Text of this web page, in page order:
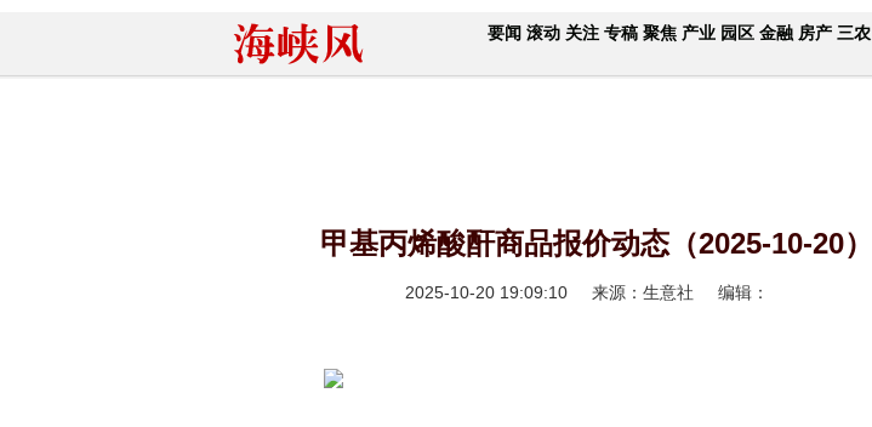
要闻 滚动 关注 专稿 聚焦 产业 园区 金融 房产 三农
甲基丙烯酸酐商品报价动态（2025-10-20）
2025-10-20 19:09:10 来源：生意社 编辑：